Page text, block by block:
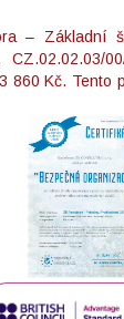
– Základní
860 Kč. Tento